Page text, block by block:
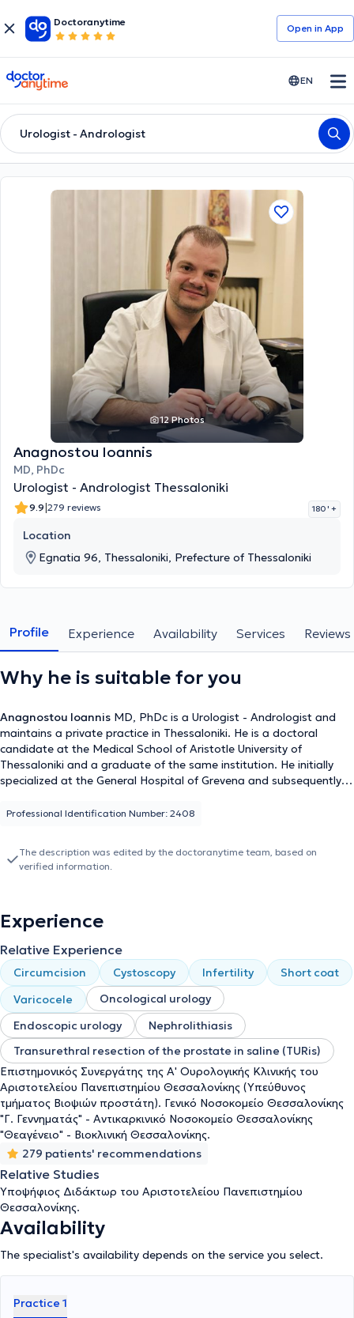
Doctoranytime
Open in Αpp
doctoranytime EN
Urologist - Andrologist
12 Photos
Anagnostou Ioannis
MD, PhDc
Urologist - Andrologist Thessaloniki
9.9|279 reviews 180 ' +
Location
Egnatia 96, Thessaloniki, Prefecture of Thessaloniki
Profile Experience Availability Services Reviews
Why he is suitable for you
Anagnostou Ioannis MD, PhDc is a Urologist - Andrologist and
maintains a private practice in Thessaloniki. He is a doctoral
candidate at the Medical School of Aristotle University of
Thessaloniki and a graduate of the same institution. He initially
specialized at the General Hospital of Grevena and subsequently
General Hospital of Thessaloniki "G. Gennimatas." The physician
prostate disorders. He has served as Scientific Collaborator -
Head of the Prostate Biopsy Department at the 1st Urological
has attended numerous scientific conferences and seminars held in
medical journals. Finally, the doctor is a member of the European
Association of Urology, the Hellenic Urological Association, and the
Urological Association of Northern Greece.
Professional Identification Number: 2408
The description was edited by the doctoranytime team, based on
verified information.
Experience
Relative Experience
Circumcision Cystoscopy Infertility
Short coat
Varicocele
Oncological urology
Endoscopic urology
Nephrolithiasis
Transurethral resection of the prostate in saline (TURis)
Επιστημονικός Συνεργάτης της Α' Ουρολογικής Κλινικής του
Αριστοτελείου Πανεπιστημίου Θεσσαλονίκης (Υπεύθυνος
τμήματος Βιοψιών προστάτη). Γενικό Νοσοκομείο Θεσσαλονίκης
"Γ. Γεννηματάς" - Αντικαρκινικό Νοσοκομείο Θεσσαλονίκης
"Θεαγένειο" - Βιοκλινική Θεσσαλονίκης.
279 patients' recommendations
Relative Studies
Υποψήφιος Διδάκτωρ του Αριστοτελείου Πανεπιστημίου
Θεσσαλονίκης.
Availability
The specialist's availability depends on the service you select.
Practice 1